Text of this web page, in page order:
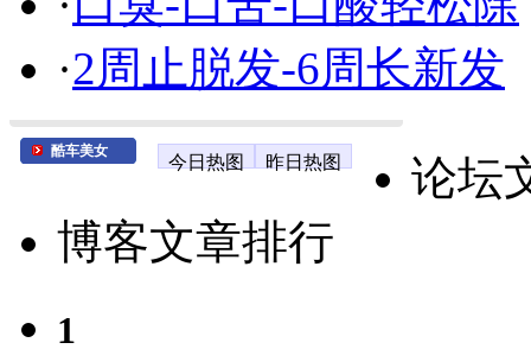
·2周止脱发-6周长新发
酷车美女
今日热图 昨日热图
论坛
博客文章排行
1